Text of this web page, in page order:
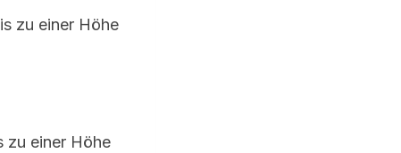
zu einer Höhe
zu einer Höhe